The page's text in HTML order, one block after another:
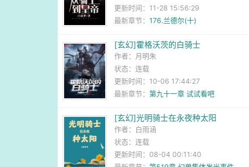
更新时间：11-28 15:56:29
最新章节：176.兰德尔(十)
[玄幻]霍格沃茨的白骑士
作者： 月明朱
状态：连载
更新时间：10-06 17:44:27
最新章节：第九十一章 试试看吧
[玄幻]光明骑士在永夜种太阳
作者： 白雨涵
状态：连载
更新时间：08-04 00:11:40